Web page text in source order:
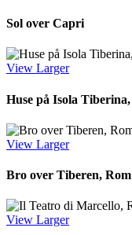
Sol over Capri
View Larger
Huse på Isola
View Larger
Bro over Tiberen, Rom
View Larger